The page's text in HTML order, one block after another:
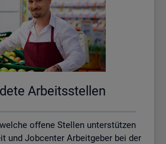
Ar­beits­stel­len
offene Stellen unterstützen
und Jobcenter Arbeitgeber bei der